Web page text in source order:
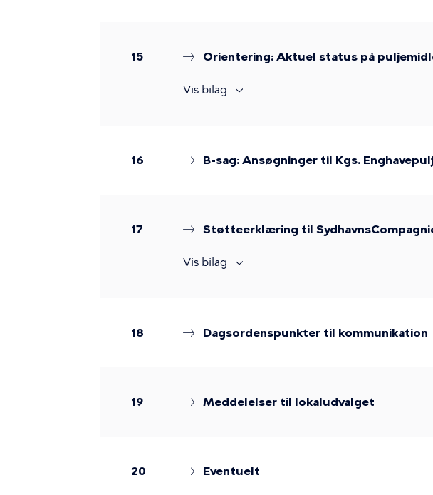
15 Orientering: Aktuel status på
Vis bilag
16 B-sag: Ansøgninger til Kgs.
17 Støtteerklæring til
Vis bilag
18 Dagsordenspunkter til kommunikation
19 Meddelelser til lokaludvalget
20 Eventuelt